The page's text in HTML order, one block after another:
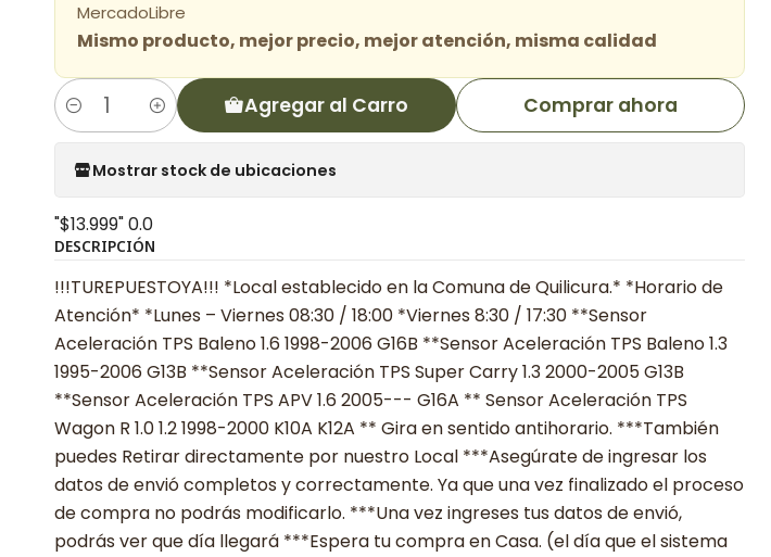
MercadoLibre
Mismo producto, mejor precio, mejor atención, misma calidad
Cantidad Agregar al Carro Comprar ahora
Mostrar stock de ubicaciones
"$13.999"0.0
DESCRIPCIÓN
!!!TUREPUESTOYA!!! *Local establecido en la Comuna de Quilicura.* *Horario de
Atención* *Lunes – Viernes 08:30 / 18:00 *Viernes 8:30 / 17:30 **Sensor
Aceleración TPS Baleno 1.6 1998-2006 G16B **Sensor Aceleración TPS Baleno 1.3
1995-2006 G13B **Sensor Aceleración TPS Super Carry 1.3 2000-2005 G13B
**Sensor Aceleración TPS APV 1.6 2005--- G16A ** Sensor Aceleración TPS
Wagon R 1.0 1.2 1998-2000 K10A K12A ** Gira en sentido antihorario. ***También
puedes Retirar directamente por nuestro Local ***Asegúrate de ingresar los
datos de envió completos y correctamente. Ya que una vez finalizado el proceso
de compra no podrás modificarlo. ***Una vez ingreses tus datos de envió,
podrás ver que día llegará ***Espera tu compra en Casa. (el día que el sistema